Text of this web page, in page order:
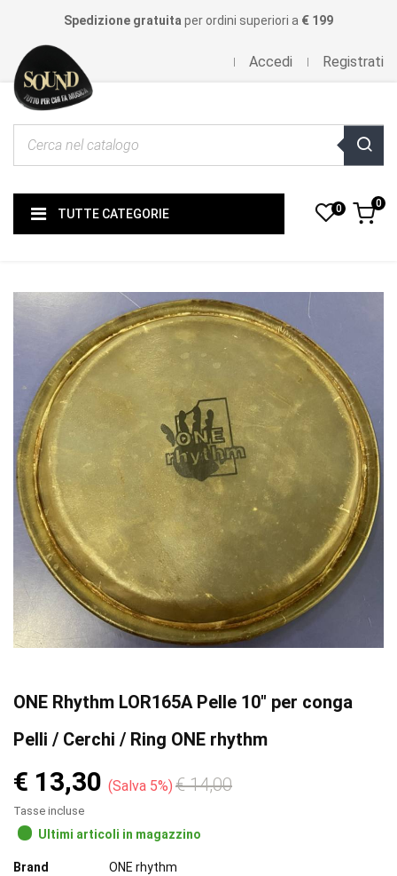
Spedizione gratuita per ordini superiori a € 199
Accedi Registrati
TUTTE CATEGORIE 0 0
ONE Rhythm LOR165A Pelle 10" per conga
Pelli / Cerchi / Ring ONE rhythm
€ 13,30 Salva 5% € 14,00
Tasse incluse
Ultimi articoli in magazzino
Brand
ONE rhythm